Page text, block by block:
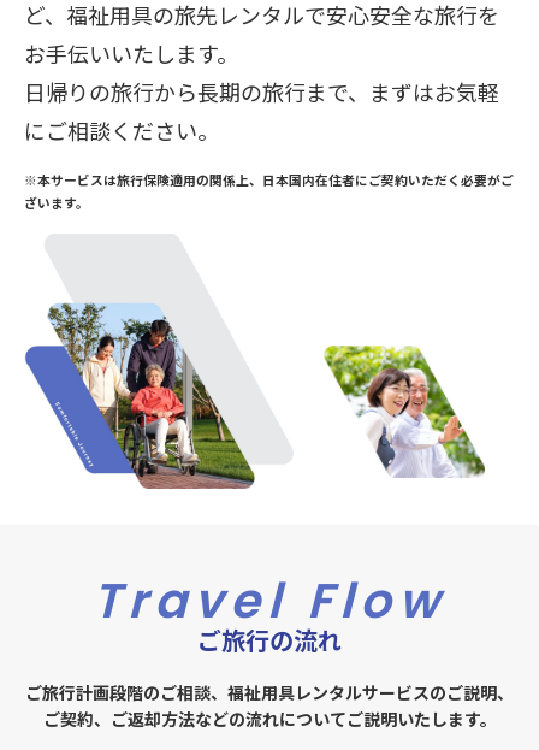
ど、福祉用具の旅先レンタルで安心安全な旅行を
お手伝いいたします。
日帰りの旅行から長期の旅行まで、まずはお気軽
にご相談ください。
※本サービスは旅行保険適用の関係上、日本国内在住者にご契約いただく必要がご
ざいます。
Travel Flow
ご旅行の流れ
ご旅行計画段階のご相談、福祉用具レンタルサービスのご説明、
ご契約、ご返却方法などの流れについてご説明いたします。